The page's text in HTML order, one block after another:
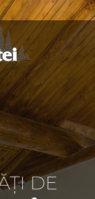
DE